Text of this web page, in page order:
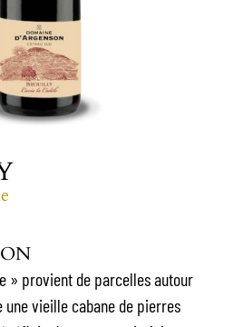
» provient de parcelles autour
une vieille cabane de pierres